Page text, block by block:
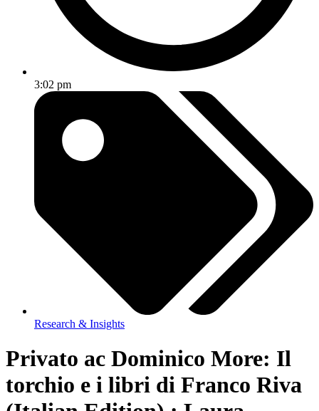
3:02 pm
Research & Insights
Privato ac Dominico More: Il
torchio e i libri di Franco Riva